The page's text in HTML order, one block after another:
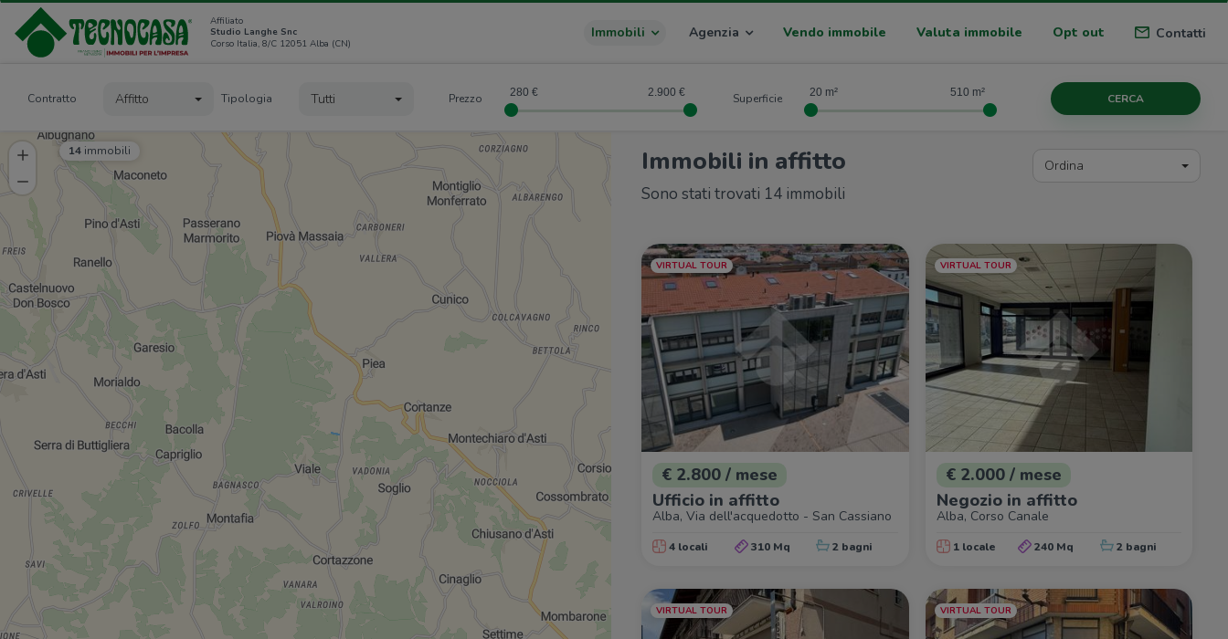
Affiliato
Studio Langhe Snc
Corso Italia, 8/C 12051 Alba (CN)
Immobili Agenzia Vendo immobile Valuta immobile Opt out Contatti
Contratto Affitto Tipologia Tutti Prezzo 280 2.900 Superficie 20 510 CERCA
14 immobili Immobili in affitto
Sono stati trovati 14 immobili
Ordina
VIRTUAL TOUR
€ 2.800 / mese
Ufficio in affitto
Alba, Via dell'acquedotto - San Cassiano
4 locali 310 Mq 2 bagni
VIRTUAL TOUR
€ 2.000 / mese
Negozio in affitto
Alba, Corso Canale
1 locale 240 Mq 2 bagni
VIRTUAL TOUR VIRTUAL TOUR